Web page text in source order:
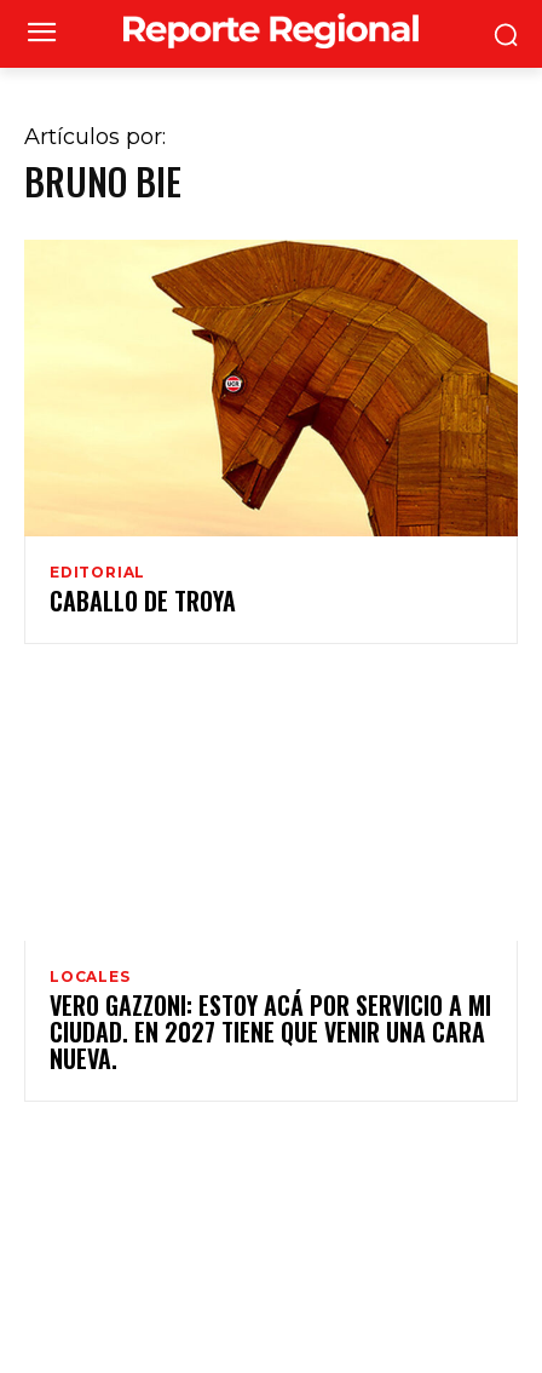
Artículos por:
BRUNO BIE
EDITORIAL
CABALLO DE TROYA
LOCALES
VERO GAZZONI: ESTOY ACÁ POR SERVICIO A MI
CIUDAD. EN 2027 TIENE QUE VENIR UNA CARA
NUEVA.